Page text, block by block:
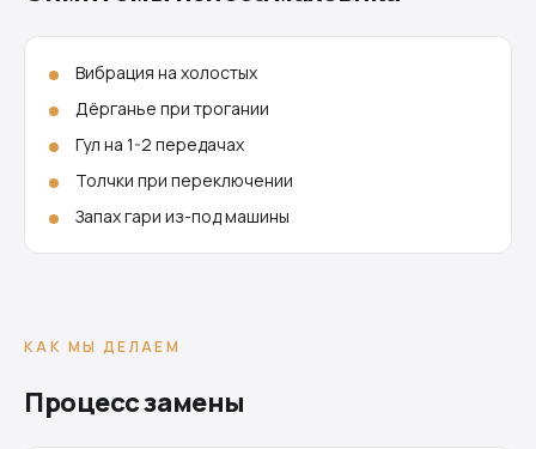
Вибрация на холостых
Дёрганье при трогании
Гул на 1-2 передачах
Толчки при переключении
Запах гари из-под машины
КАК МЫ ДЕЛАЕМ
Процесс замены